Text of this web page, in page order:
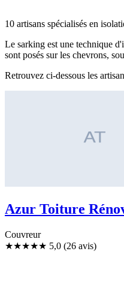
10 artisans spécialisés en
Le sarking est une technique
sont posés sur les chevrons,
Retrouvez ci-dessous les
Azur Toiture
Couvreur
★★★★★ 5,0 (26 avis)